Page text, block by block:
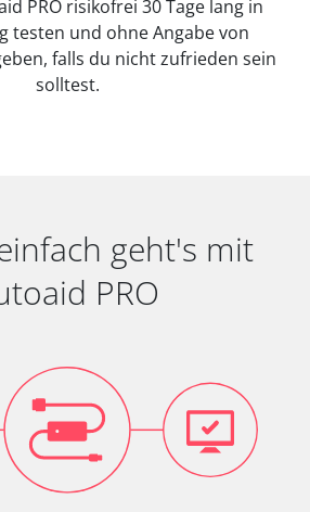
PRO risikofrei 30 Tage lang in
testen und ohne Angabe von
falls du nicht zufrieden sein
solltest.
geht's mit
PRO